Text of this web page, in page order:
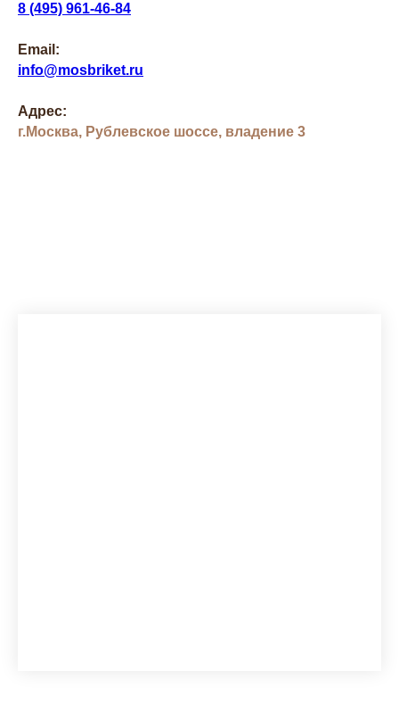
8 (495) 961-46-84
Email:
info@mosbriket.ru
Адрес:
г.Москва, Рублевское шоссе, владение 3